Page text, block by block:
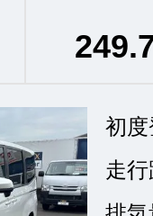
249
初
走